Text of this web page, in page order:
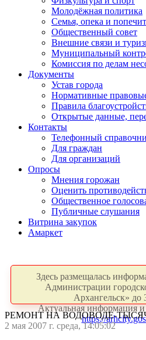
Молодёжная политика
Семья, опека и
Общественный совет
Внешние связи и
Муниципальный
Комиссия по делам
Документы
Устав города
Нормативные
Правила
Открытые данные,
Контакты
Телефонный
Для граждан
Для организаций
Опросы
Мнения горожан
Оценить
Общественное
Публичные слушания
Витрина закупок
Амаркет
Здесь размещалась
Администрации
Архангельск» до
Актуальная информация и
https://
РЕМОНТ НА ВОДОВОДЕ-
2 мая 2007 г. среда, 14:05:02